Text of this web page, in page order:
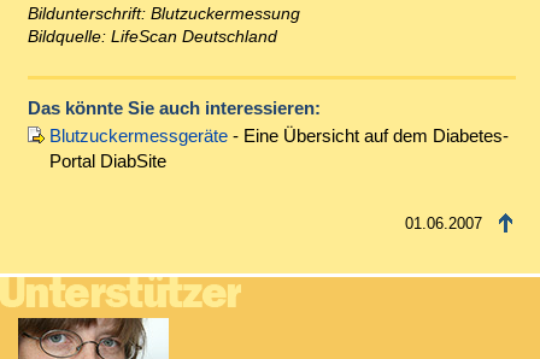
Bildunterschrift: Blutzuckermessung
Bildquelle: LifeScan Deutschland
Das könnte Sie auch interessieren:
Blutzuckermessgeräte- Eine Übersicht auf dem Diabetes-
Portal DiabSite
01.06.2007